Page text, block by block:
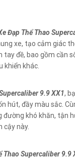
Đạp Thể Thao
xe, tạo cảm giác
tay đề, bao gồm cần
khiển khác.
9.9 XX1,
hút, đầy màu sắc.
đường khó khăn, tận
cậy này.
Thao Supercaliber 9.9